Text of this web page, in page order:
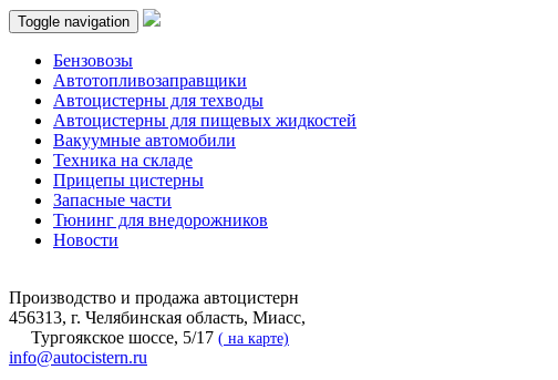
Toggle navigation
Бензовозы
Автотопливозаправщики
Автоцистерны для техводы
Автоцистерны для пищевых жидкостей
Вакуумные автомобили
Техника на складе
Прицепы цистерны
Запасные части
Тюнинг для внедорожников
Новости
Производство и продажа автоцистерн
456313, г. Челябинская область, Миасс,
Тургоякское шоссе, 5/17 ( на карте)
info@autocistern.ru